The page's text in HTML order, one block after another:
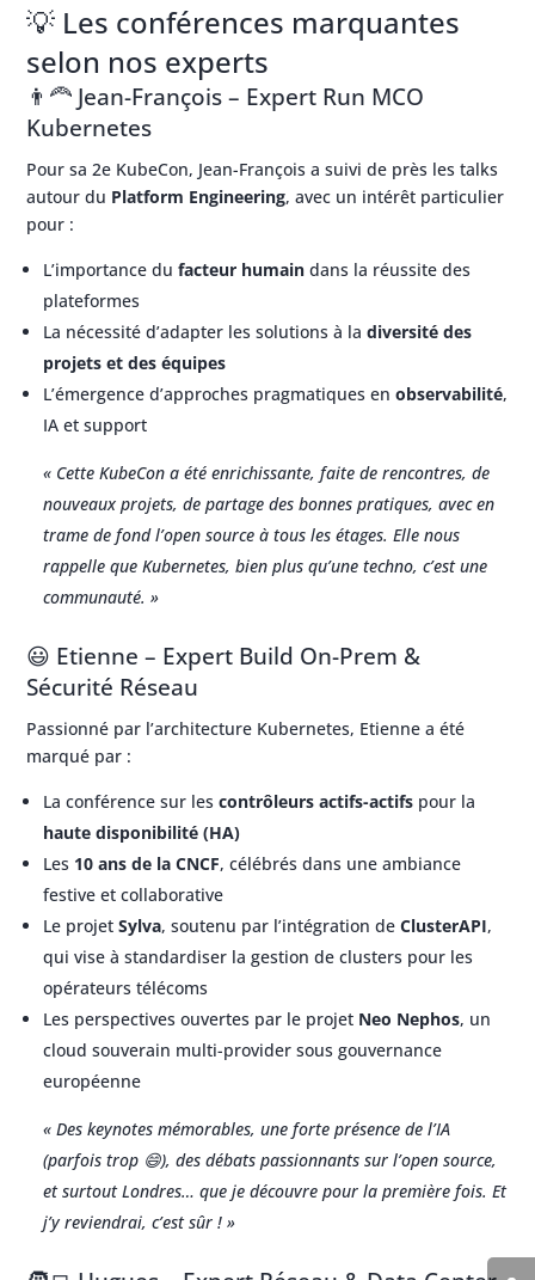
💡 Les conférences marquantes
selon nos experts
👨‍🦰 Jean-François – Expert Run MCO
Kubernetes
Pour sa 2e KubeCon, Jean-François a suivi de près les talks
autour du Platform Engineering, avec un intérêt particulier
pour :
L’importance dufacteur humain dans la réussite des
plateformes
La nécessité d’adapter les solutions à ladiversité des
projets et des équipes
L’émergence d’approches pragmatiques enobservabilité,
IA et support
« Cette KubeCon a été enrichissante, faite de rencontres, de
nouveaux projets, de partage des bonnes pratiques, avec en
trame de fond l’open source à tous les étages. Elle nous
rappelle que Kubernetes, bien plus qu’une techno, c’est une
communauté. »
😃 Etienne – Expert Build On-Prem &
Sécurité Réseau
Passionné par l’architecture Kubernetes, Etienne a été
marqué par :
La conférence sur lescontrôleurs actifs-actifs pour la
haute disponibilité (HA)
Les 10 ans de la CNCF, célébrés dans une ambiance
festive et collaborative
Le projetSylva, soutenu par l’intégration deClusterAPI,
qui vise à standardiser la gestion de clusters pour les
opérateurs télécoms
Les perspectives ouvertes par le projet Neo Nephos, un
cloud souverain multi-provider sous gouvernance
européenne
« Des keynotes mémorables, une forte présence de l’IA
(parfois trop 😄), des débats passionnants sur l’open source,
et surtout Londres… que je découvre pour la première fois. Et
j’y reviendrai, c’est sûr ! »